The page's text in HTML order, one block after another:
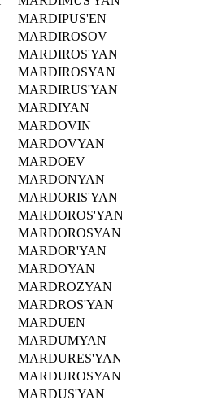
MARDIPUS'EN
MARDIROSOV
MARDIROS'YAN
MARDIROSYAN
MARDIRUS'YAN
MARDIYAN
MARDOVIN
MARDOVYAN
MARDOEV
MARDONYAN
MARDORIS'YAN
MARDOROS'YAN
MARDOROSYAN
MARDOR'YAN
MARDOYAN
MARDROZYAN
MARDROS'YAN
MARDUEN
MARDUMYAN
MARDURES'YAN
MARDUROSYAN
MARDUS'YAN